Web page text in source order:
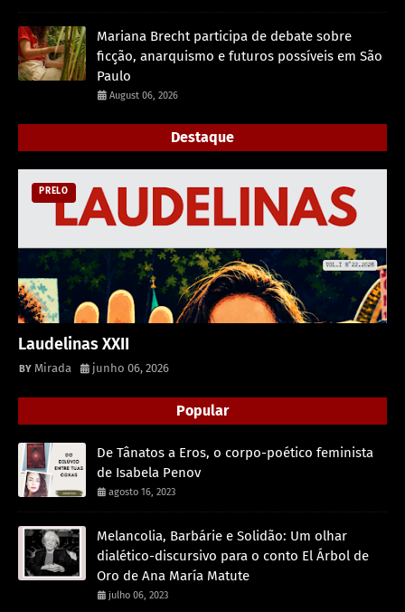
Mariana Brecht participa de debate sobre
ficção, anarquismo e futuros possíveis em São
Paulo
August 06, 2026
Destaque
PRELO
Laudelinas XXII
Mirada junho 06, 2026
Popular
De Tânatos a Eros, o corpo-poético feminista
de Isabela Penov
agosto 16, 2023
Melancolia, Barbárie e Solidão: Um olhar
dialético-discursivo para o conto El Árbol de
Oro de Ana María Matute
julho 06, 2023